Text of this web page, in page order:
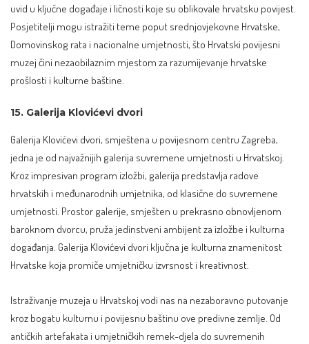
uvid u ključne događaje i ličnosti koje su oblikovale hrvatsku povijest.
Posjetitelji mogu istražiti teme poput srednjovjekovne Hrvatske,
Domovinskog rata i nacionalne umjetnosti, što Hrvatski povijesni
muzej čini nezaobilaznim mjestom za razumijevanje hrvatske
prošlosti i kulturne baštine.
15. Galerija Klovićevi dvori
Galerija Klovićevi dvori, smještena u povijesnom centru Zagreba,
jedna je od najvažnijih galerija suvremene umjetnosti u Hrvatskoj.
Kroz impresivan program izložbi, galerija predstavlja radove
hrvatskih i međunarodnih umjetnika, od klasične do suvremene
umjetnosti. Prostor galerije, smješten u prekrasno obnovljenom
baroknom dvorcu, pruža jedinstveni ambijent za izložbe i kulturna
događanja. Galerija Klovićevi dvori ključna je kulturna znamenitost
Hrvatske koja promiče umjetničku izvrsnost i kreativnost.
Istraživanje muzeja u Hrvatskoj vodi nas na nezaboravno putovanje
kroz bogatu kulturnu i povijesnu baštinu ove predivne zemlje. Od
antičkih artefakata i umjetničkih remek-djela do suvremenih